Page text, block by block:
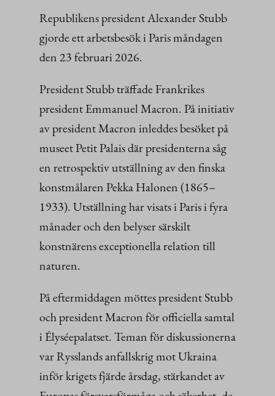
Republikens president Alexander Stubb
gjorde ett arbetsbesök i Paris måndagen
den 23 februari 2026.
President Stubb träffade Frankrikes
president Emmanuel Macron. På initiativ
av president Macron inleddes besöket på
museet Petit Palais där presidenterna såg
en retrospektiv utställning av den finska
konstmålaren Pekka Halonen (1865–
1933). Utställning har visats i Paris i fyra
månader och den belyser särskilt
konstnärens exceptionella relation till
naturen.
På eftermiddagen möttes president Stubb
och president Macron för officiella samtal
i Élyséepalatset. Teman för diskussionerna
var Rysslands anfallskrig mot Ukraina
inför krigets fjärde årsdag, stärkandet av